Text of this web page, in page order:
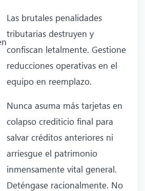
Las brutales penalidades
tributarias destruyen y
confiscan letalmente. Gestione
reducciones operativas en el
equipo en reemplazo.
Nunca asuma más tarjetas en
colapso crediticio final para
salvar créditos anteriores ni
arriesgue el patrimonio
inmensamente vital general.
Deténgase racionalmente. No